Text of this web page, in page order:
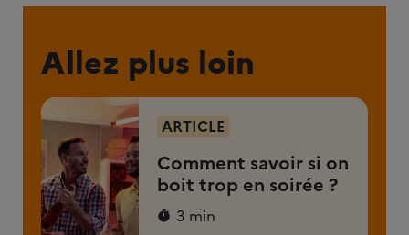
Allez plus loin
ARTICLE
Comment savoir si on
boit trop en soirée ?
3 min